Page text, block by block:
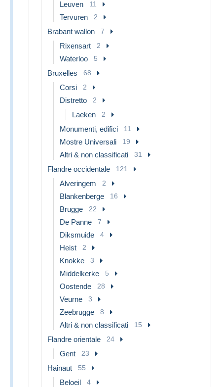
Leuven 11
Tervuren 2
Brabant wallon 7
Rixensart 2
Waterloo 5
Bruxelles 68
Corsi 2
Distretto 2
Laeken 2
Monumenti, edifici 11
Mostre Universali 19
Altri & non classificati 31
Flandre occidentale 121
Alveringem 2
Blankenberge 16
Brugge 22
De Panne 7
Diksmuide 4
Heist 2
Knokke 3
Middelkerke 5
Oostende 28
Veurne 3
Zeebrugge 8
Altri & non classificati 15
Flandre orientale 24
Gent 23
Hainaut 55
Beloeil 4